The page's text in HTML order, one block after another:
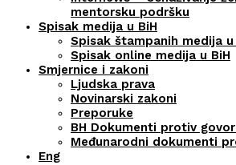
mentorsku podršku
Spisak medija u BiH
Spisak štampanih medija u
Spisak online medija u BiH
Smjernice i zakoni
Ljudska prava
Novinarski zakoni
Preporuke
BH Dokumenti protiv
Međunarodni dokumenti
Eng